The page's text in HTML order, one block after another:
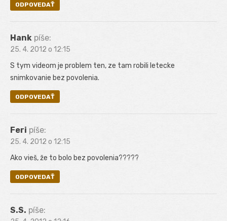
ODPOVEDAŤ
Hank píše:
25. 4. 2012 o 12:15
S tym videom je problem ten, ze tam robili letecke
snimkovanie bez povolenia.
ODPOVEDAŤ
Feri píše:
25. 4. 2012 o 12:15
Ako vieš, že to bolo bez povolenia?????
ODPOVEDAŤ
S.S. píše: